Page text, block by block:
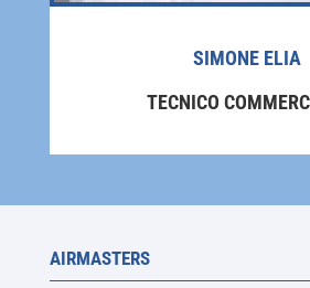
SIMONE ELIA
TECNICO
AIRMASTERS